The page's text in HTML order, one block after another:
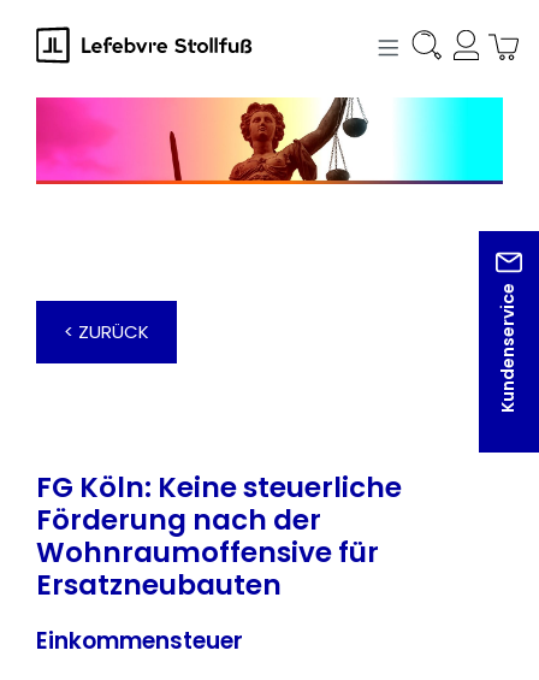
springen
Kundenservice
< ZURÜCK
FG Köln: Keine steuerliche
Förderung nach der
Wohnraumoffensive für
Ersatzneubauten
Einkommensteuer